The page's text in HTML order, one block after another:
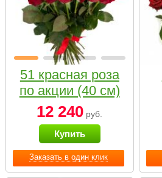
Заказать в один клик
51 красная роза
по акции (40 см)
12 240 руб.
Купить